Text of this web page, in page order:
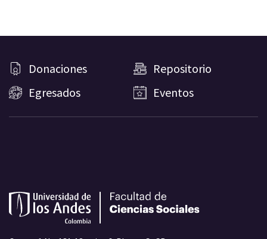
Donaciones
Repositorio
Egresados
Eventos